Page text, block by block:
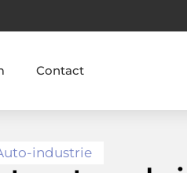
Contact
industrie